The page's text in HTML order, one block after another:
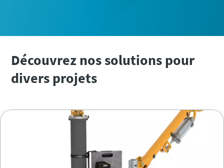
Découvrez nos solutions pour
divers projets
Bras articulés